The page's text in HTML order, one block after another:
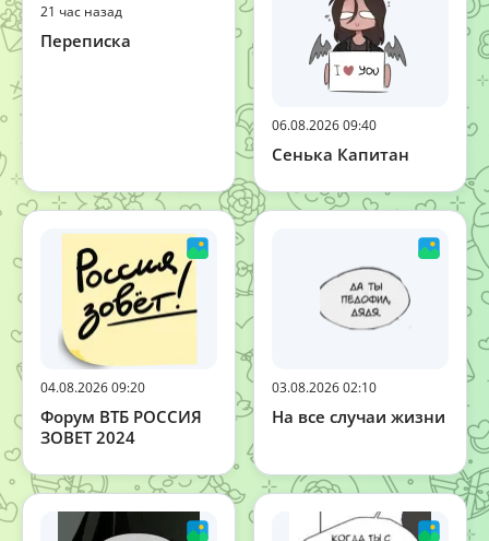
21 час назад
Переписка
06.08.2026 09:40
Сенька Капитан
04.08.2026 09:20
Форум ВТБ РОССИЯ
ЗОВЕТ 2024
03.08.2026 02:10
На все случаи жизни